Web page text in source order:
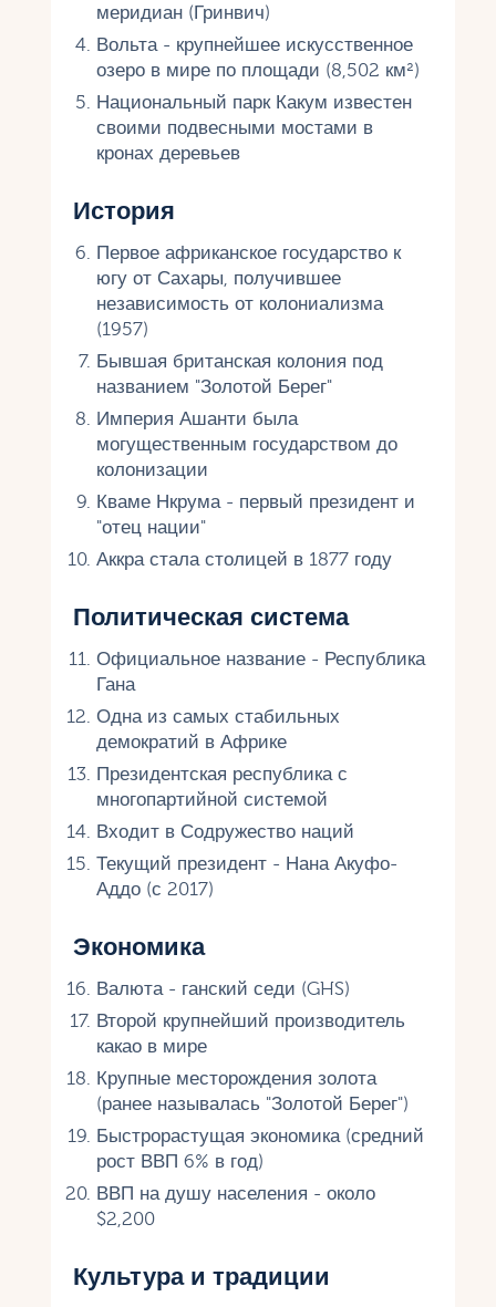
меридиан (Гринвич)
Вольта - крупнейшее искусственное
озеро в мире по площади (8,502 км²)
Национальный парк Какум известен
своими подвесными мостами в
кронах деревьев
История
Первое африканское государство к
югу от Сахары, получившее
независимость от колониализма
(1957)
Бывшая британская колония под
названием "Золотой Берег"
Империя Ашанти была
могущественным государством до
колонизации
Кваме Нкрума - первый президент и
"отец нации"
Аккра стала столицей в 1877 году
Политическая система
Официальное название - Республика
Гана
Одна из самых стабильных
демократий в Африке
Президентская республика с
многопартийной системой
Входит в Содружество наций
Текущий президент - Нана Акуфо-
Аддо (с 2017)
Экономика
Валюта - ганский седи (GHS)
Второй крупнейший производитель
какао в мире
Крупные месторождения золота
(ранее называлась "Золотой Берег")
Быстрорастущая экономика (средний
рост ВВП 6% в год)
ВВП на душу населения - около
$2,200
Культура и традиции